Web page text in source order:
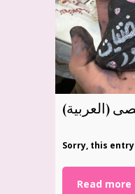
Read more